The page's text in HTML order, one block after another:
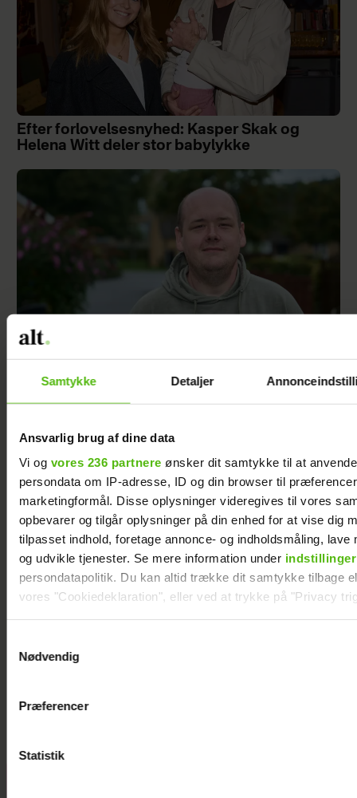
Samtykke Detaljer
Ansvarlig brug af dine data
Vi og vores 236 partnere ønsker dit samtykke til at
persondata om IP-adresse, ID og din browser til
marketingformål. Disse oplysninger videregives til vores
opbevarer og tilgår oplysninger på din enhed for at vise dig
tilpasset indhold, foretage annonce- og indholdsmåling, lave
og udvikle tjenester. Se mere information under indstillinger
persondatapolitik. Du kan altid trække dit samtykke tilbage
vores "Cookiedeklaration", eller ved at trykke på "Privacy
Vi anvender egne cookies og cookies fra tredjeparter til at
generere statistik og huske dine præferencer samt til brug
Nødvendig
Præferencer
Statistik
Efter forlovelsesnyhed: Kasper Skak og
Helena Witt deler stor babylykke
TV 2-profilen Stefan Jepsen ramt af